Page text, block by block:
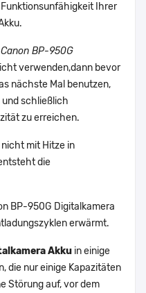
Ihrer
Canon BP-950G
verwenden,dann bevor
nächste Mal benutzen,
und schließlich
zu erreichen.
mit Hitze in
die
BP-950G Digitalkamera
erwärmt.
Akku in einige
die nur einige Kapazitäten
Störung auf, vor dem